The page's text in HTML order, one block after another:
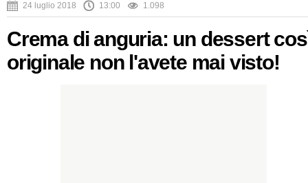
24 luglio 2018 13:00 1.098
Crema di anguria: un dessert
originale non l'avete mai visto!